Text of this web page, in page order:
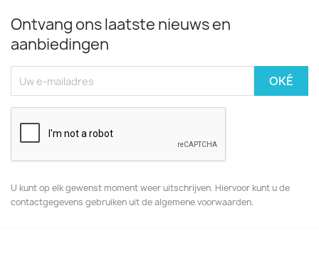
Ontvang ons laatste nieuws en
aanbiedingen
U kunt op elk gewenst moment weer uitschrijven. Hiervoor kunt u de
contactgegevens gebruiken uit de algemene voorwaarden.